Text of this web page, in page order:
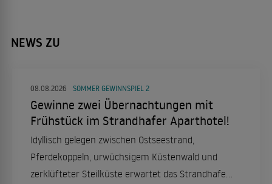
NEWS ZU
08.08.2026 SOMMER GEWINNSPIEL 2
Gewinne zwei Übernachtungen mit
Frühstück im Strandhafer Aparthotel!
Idyllisch gelegen zwischen Ostseestrand,
Pferdekoppeln, urwüchsigem Küstenwald und
zerklüfteter Steilküste erwartet das Strandhafer